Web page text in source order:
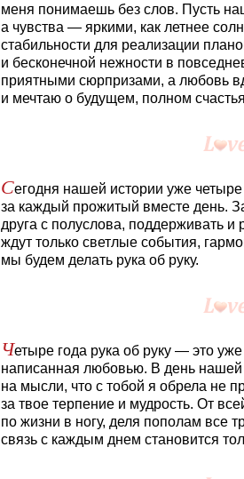
меня понимаешь без слов. Пусть
а чувства — яркими, как летнее
стабильности для реализации
и бесконечной нежности в
приятными сюрпризами, а любовь
и мечтаю о будущем, полном
Сегодня нашей истории уже
за каждый прожитый вместе день.
друга с полуслова, поддерживать
ждут только светлые события,
мы будем делать рука об руку.
Четыре года рука об руку — это
написанная любовью. В день
на мысли, что с тобой я обрела не
за твое терпение и мудрость. От
по жизни в ногу, деля пополам все
связь с каждым днем становится